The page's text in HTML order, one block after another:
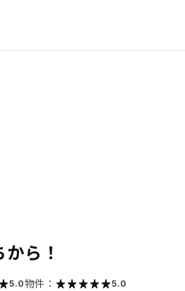
ら！
5.0物件： 5.0